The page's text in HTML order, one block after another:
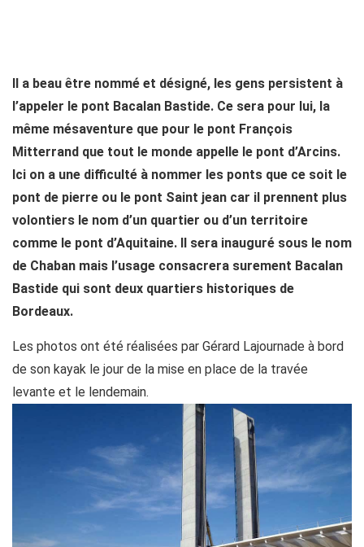
Il a beau être nommé et désigné, les gens persistent à
l’appeler le pont Bacalan Bastide. Ce sera pour lui, la
même mésaventure que pour le pont François
Mitterrand que tout le monde appelle le pont d’Arcins.
Ici on a une difficulté à nommer les ponts que ce soit le
pont de pierre ou le pont Saint jean car il prennent plus
volontiers le nom d’un quartier ou d’un territoire
comme le pont d’Aquitaine. Il sera inauguré sous le nom
de Chaban mais l’usage consacrera surement Bacalan
Bastide qui sont deux quartiers historiques de
Bordeaux.
Les photos ont été réalisées par Gérard Lajournade à bord
de son kayak le jour de la mise en place de la travée
levante et le lendemain.